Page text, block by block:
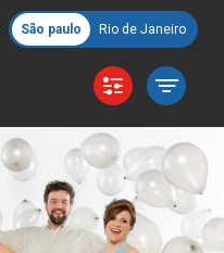
São paulo Rio de Janeiro